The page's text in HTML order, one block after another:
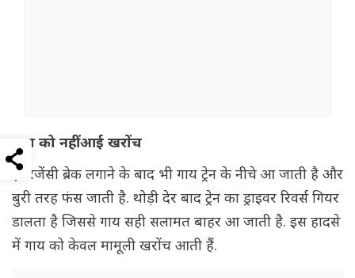
गाय को नहीं आई खरोंच
इमरजेंसी ब्रेक लगाने के बाद भी गाय ट्रेन के नीचे आ जाती है और
बुरी तरह फंस जाती है. थोड़ी देर बाद ट्रेन का ड्राइवर रिवर्स गियर
डालता है जिससे गाय सही सलामत बाहर आ जाती है. इस हादसे
में गाय को केवल मामूली खरोंच आती हैं.